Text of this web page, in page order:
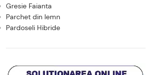
Gresie Faianta
Parchet din lemn
Pardoseli Hibride